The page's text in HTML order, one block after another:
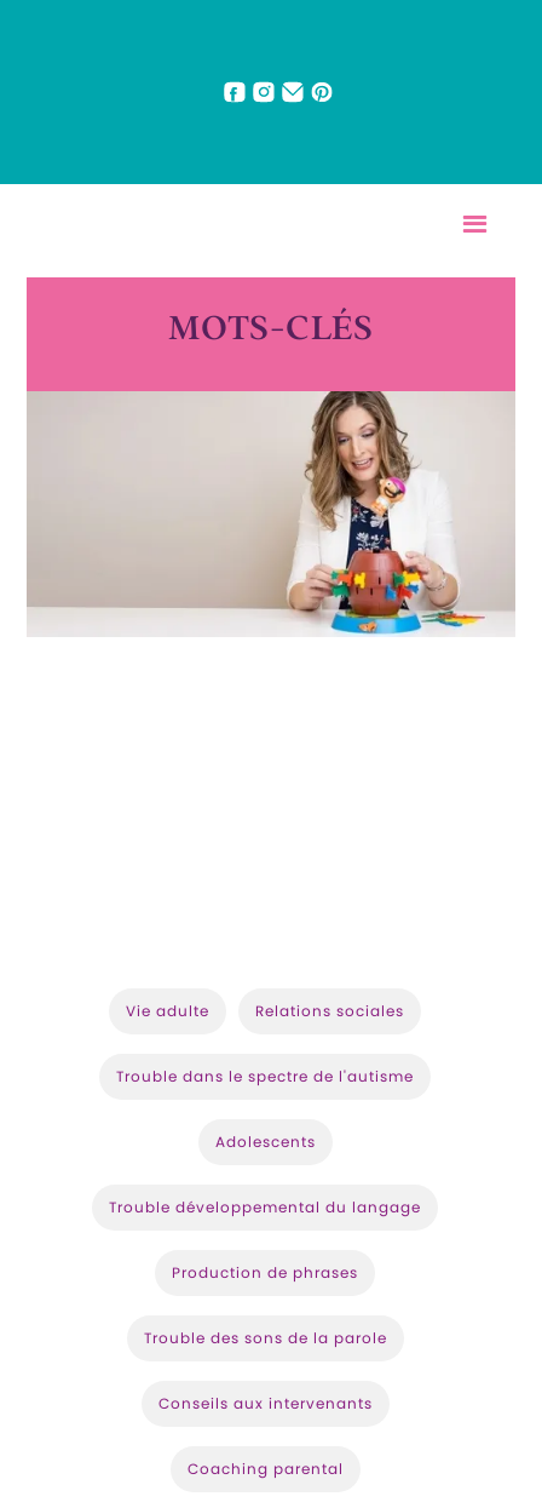
MOTS-CLÉS
Vie adulte Relations sociales
Trouble dans le spectre de l'autisme
Adolescents
Trouble développemental du langage
Production de phrases
Trouble des sons de la parole
Conseils aux intervenants
Coaching parental